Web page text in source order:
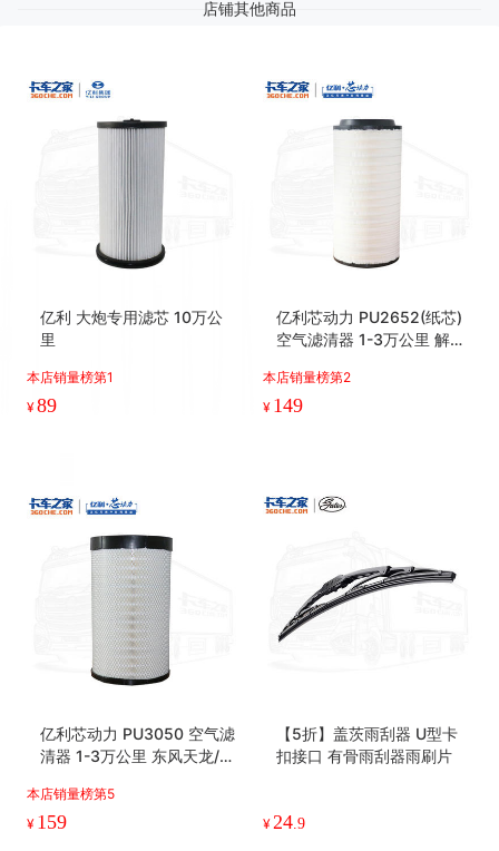
店铺其他商品
亿利 大炮专用滤芯 10万公
里
本店销量榜第1
¥89
亿利芯动力 PU2652(纸芯)
空气滤清器 1-3万公里 解放
本店销量榜第2
¥ 149
亿利芯动力 PU3050 空气滤
清器 1-3万公里 东风天龙/天
本店销量榜第5
¥ 159
【5折】盖茨雨刮器 U型卡
扣接口 有骨雨刮器雨刷片
¥24.9